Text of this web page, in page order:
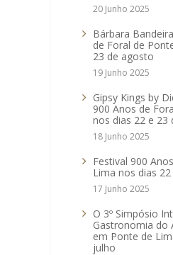
20 Junho 2025
Bárbara
de Foral de
23 de agosto
19 Junho 2025
Gipsy Kings by
900 Anos de
nos dias 22 e 23
18 Junho 2025
Festival 900
Lima nos dias
17 Junho 2025
O 3º Simpósio
Gastronomia do
em Ponte de
julho